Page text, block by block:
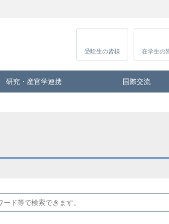
受験生の皆様 在学生の
研究・産官学連携 国際交流